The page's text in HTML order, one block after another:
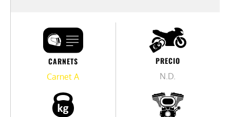
CARNETS
Carnet A
PRECIO
N.D.